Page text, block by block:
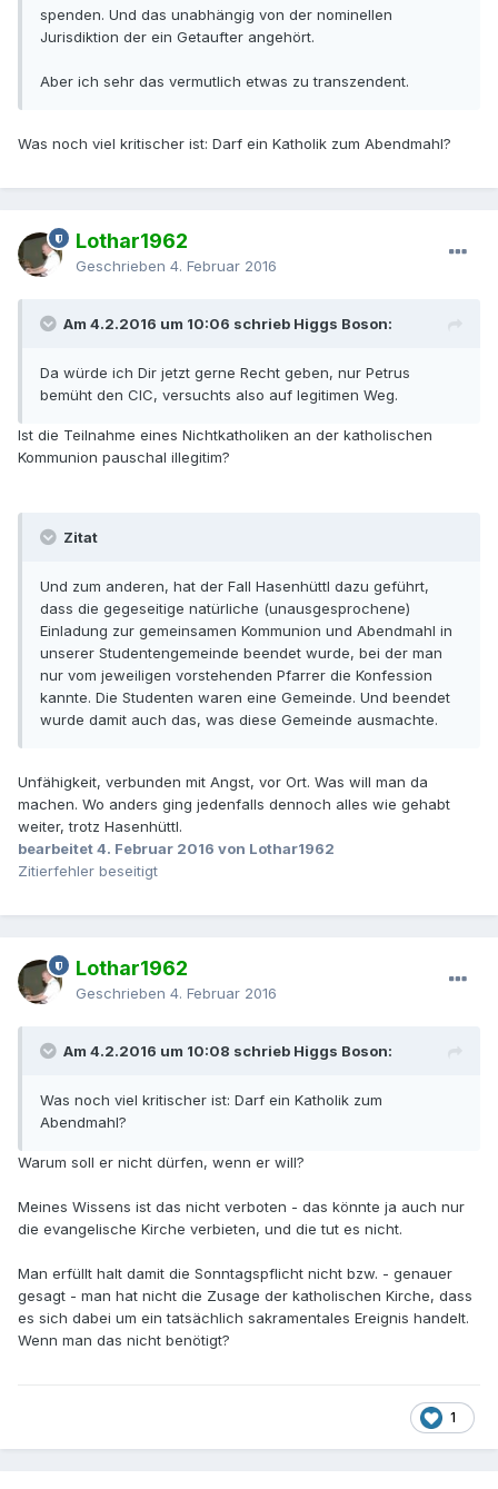
spenden. Und das unabhängig von der nominellen
Jurisdiktion der ein Getaufter angehört.
Aber ich sehr das vermutlich etwas zu transzendent.
Was noch viel kritischer ist: Darf ein Katholik zum Abendmahl?
Lothar1962
Geschrieben 4. Februar 2016
Am 4.2.2016 um 10:06 schrieb Higgs Boson:
Da würde ich Dir jetzt gerne Recht geben, nur Petrus
bemüht den CIC, versuchts also auf legitimen Weg.
Ist die Teilnahme eines Nichtkatholiken an der katholischen
Kommunion pauschal illegitim?
Zitat
Und zum anderen, hat der Fall Hasenhüttl dazu geführt,
dass die gegeseitige natürliche (unausgesprochene)
Einladung zur gemeinsamen Kommunion und Abendmahl in
unserer Studentengemeinde beendet wurde, bei der man
nur vom jeweiligen vorstehenden Pfarrer die Konfession
kannte. Die Studenten waren eine Gemeinde. Und beendet
wurde damit auch das, was diese Gemeinde ausmachte.
Unfähigkeit, verbunden mit Angst, vor Ort. Was will man da
machen. Wo anders ging jedenfalls dennoch alles wie gehabt
weiter, trotz Hasenhüttl.
bearbeitet4. Februar 2016 von Lothar1962
Zitierfehler beseitigt
Lothar1962
Geschrieben 4. Februar 2016
Am 4.2.2016 um 10:08 schrieb Higgs Boson:
Was noch viel kritischer ist: Darf ein Katholik zum
Abendmahl?
Warum soll er nicht dürfen, wenn er will?
Meines Wissens ist das nicht verboten - das könnte ja auch nur
die evangelische Kirche verbieten, und die tut es nicht.
Man erfüllt halt damit die Sonntagspflicht nicht bzw. - genauer
gesagt - man hat nicht die Zusage der katholischen Kirche, dass
es sich dabei um ein tatsächlich sakramentales Ereignis handelt.
Wenn man das nicht benötigt?
1